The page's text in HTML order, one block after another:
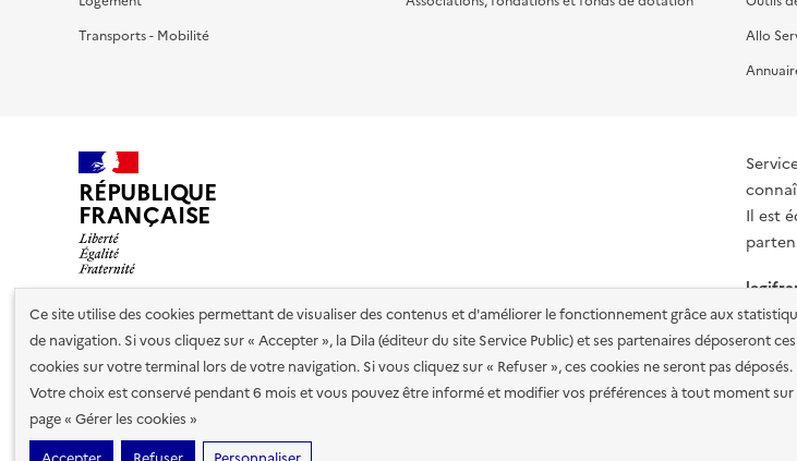
Ce site utilise des cookies permettant de visualiser des contenus et d'améliorer le fonctionnement grâce aux
de navigation. Si vous cliquez sur « Accepter », la Dila (éditeur du site Service Public) et ses partenaires déposeront ces
cookies sur votre terminal lors de votre navigation. Si vous cliquez sur « Refuser », ces cookies ne seront pas déposés.
Votre choix est conservé pendant 6 mois et vous pouvez être informé et modifier vos préférences à tout moment sur
page « Gérer les cookies »
Transports - Mobilité
Allo
RÉPUBLIQUE
FRANÇAISE
Il est
Nos partenaires
Plan du site Accessibilité : totalement conforme
cookies